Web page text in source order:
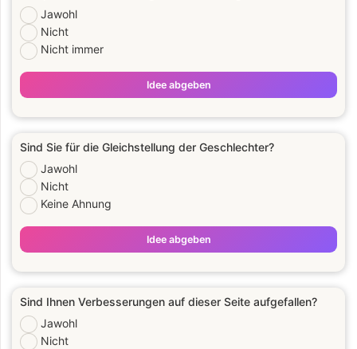
Jawohl
Nicht
Nicht immer
Idee abgeben
Sind Sie für die Gleichstellung der Geschlechter?
Jawohl
Nicht
Keine Ahnung
Idee abgeben
Sind Ihnen Verbesserungen auf dieser Seite aufgefallen?
Jawohl
Nicht